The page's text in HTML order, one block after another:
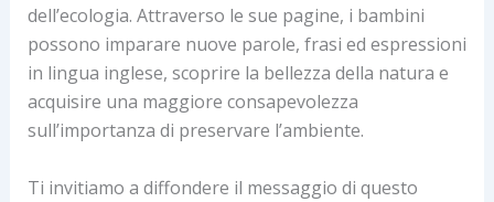
dell’ecologia. Attraverso le sue pagine, i bambini
possono imparare nuove parole, frasi ed espressioni
in lingua inglese, scoprire la bellezza della natura e
acquisire una maggiore consapevolezza
sull’importanza di preservare l’ambiente.
Ti invitiamo a diffondere il messaggio di questo